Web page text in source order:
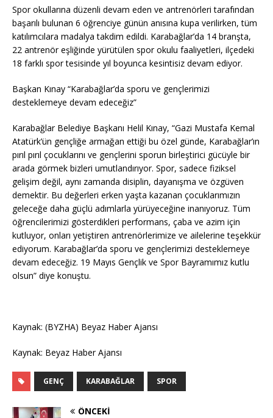
Spor okullarına düzenli devam eden ve antrenörleri tarafından
başarılı bulunan 6 öğrenciye günün anısına kupa verilirken, tüm
katılımcılara madalya takdim edildi. Karabağlar’da 14 branşta,
22 antrenör eşliğinde yürütülen spor okulu faaliyetleri, ilçedeki
18 farklı spor tesisinde yıl boyunca kesintisiz devam ediyor.
Başkan Kınay “Karabağlar’da sporu ve gençlerimizi
desteklemeye devam edeceğiz”
Karabağlar Belediye Başkanı Helil Kınay, “Gazi Mustafa Kemal
Atatürk’ün gençliğe armağan ettiği bu özel günde, Karabağlar’ın
pırıl pırıl çocuklarını ve gençlerini sporun birleştirici gücüyle bir
arada görmek bizleri umutlandırıyor. Spor, sadece fiziksel
gelişim değil, aynı zamanda disiplin, dayanışma ve özgüven
demektir. Bu değerleri erken yaşta kazanan çocuklarımızın
geleceğe daha güçlü adımlarla yürüyeceğine inanıyoruz. Tüm
öğrencilerimizi gösterdikleri performans, çaba ve azim için
kutluyor, onları yetiştiren antrenörlerimize ve ailelerine teşekkür
ediyorum. Karabağlar’da sporu ve gençlerimizi desteklemeye
devam edeceğiz. 19 Mayıs Gençlik ve Spor Bayramımız kutlu
olsun” diye konuştu.
Kaynak: (BYZHA) Beyaz Haber Ajansı
Kaynak: Beyaz Haber Ajansı
GENÇ KARABAĞLAR SPOR
ÖNCEKI